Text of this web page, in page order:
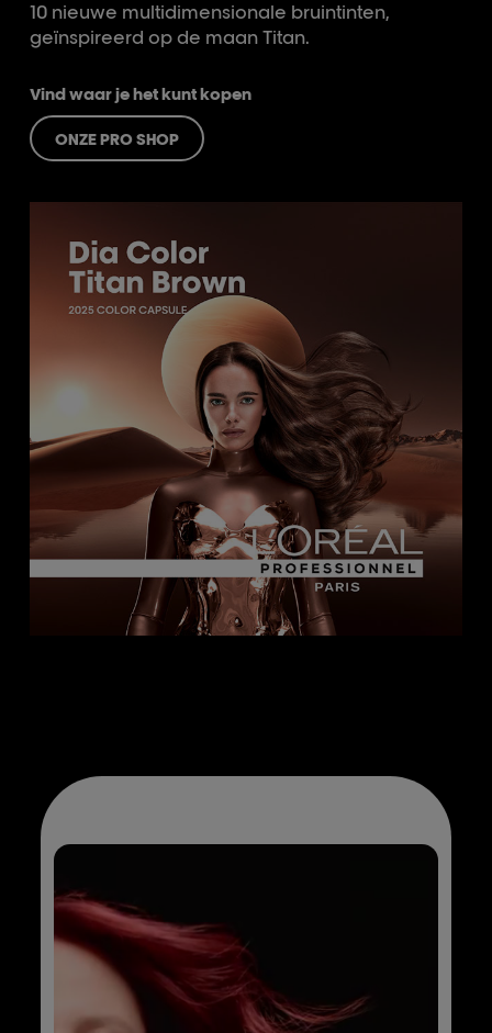
10 nieuwe multidimensionale bruintinten,
geïnspireerd op de maan Titan.
Vind waar je het kunt kopen
ONZE PRO SHOP